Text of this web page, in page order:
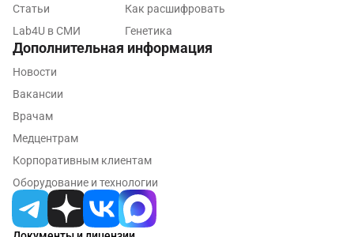
Армавир
Барнаул
Великий Новгород
Статьи
Lab4U в СМИ
Как расшифровать
Генетика
Дополнительная информация
Новости
Вакансии
Врачам
Медцентрам
Корпоративным клиентам
Оборудование и технологии